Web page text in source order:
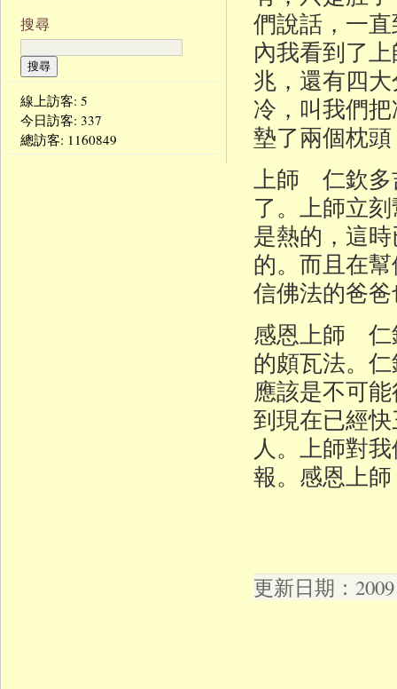
們說話，一
內我看到了
兆，還有四
冷，叫我們
墊了兩個枕
上師 仁欽多
了。上師立
是熱的，這
的。而且在
信佛法的爸
感恩上師 仁
的頗瓦法。
應該是不可
到現在已經
人。上師對
報。感恩上
更新日期：
搜尋
線上訪客: 5
今日訪客: 337
總訪客: 1160849